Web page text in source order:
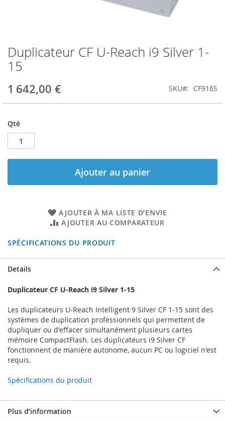
Duplicateur CF U-Reach i9 Silver 1-
15
1 642,00 € SKU CF916S
Qté
Ajouter au panier
AJOUTER À MA LISTE D’ENVIE
AJOUTER AU COMPARATEUR
SPÉCIFICATIONS DU PRODUIT
Skip
to
the
of
gallery
Details
Duplicateur CF U-Reach i9 Silver 1-15
Les duplicateurs U-Reach Intelligent 9 Silver CF 1-15 sont des
systèmes de duplication professionnels qui permettent de
dupliquer ou d'effacer simultanément plusieurs cartes
mémoire CompactFlash. Les duplicateurs i9 Silver CF
fonctionnent de manière autonome, aucun PC ou logiciel n'est
requis.
Spécifications du produit
Plus d’information